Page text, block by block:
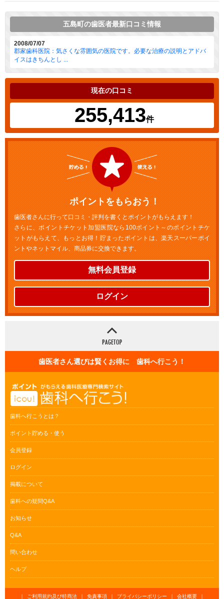
五島町の歯医者最新口コミ情報
2008/07/07
郡家歯科医院：気さくな雰囲気の医院です。必要な治療の説明とアドバ
イスはきちんとし ...
現在の口コミ
255,413件
ポイントをもらおう！
歯医者さんに行って口コミ・評判を書くとポイントがもらえます！
さらに、ポイントチケット加盟医院なら100ポイント～のポイントチケ
ットがもらえて、もっとお得！貯まったポイントは、楽天スーパーポイ
ントやネットマイル、商品券に交換できます。
無料会員登録
ログイン
歯医者さん選びは賢くお得に 歯科へ行こう！
歯科へ行こうとは？
ポイント貯める・使う
会員登録
ログイン
掲載について
歯科への疑問Q&A
お知らせ
Q&A
問い合わせ
ヘルプ
｜ ご利用規約及び特商法 ｜ 免責事項 ｜ プライバシーポリシー ｜ 会社概要 ｜